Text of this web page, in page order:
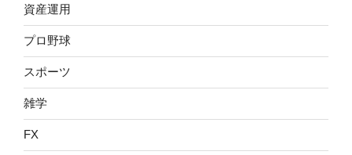
資産運用
プロ野球
スポーツ
雑学
FX